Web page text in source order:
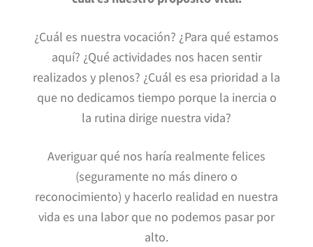
¿Cuál es nuestra vocación? ¿Para qué estamos
aquí? ¿Qué actividades nos hacen sentir
realizados y plenos? ¿Cuál es esa prioridad a la
que no dedicamos tiempo porque la inercia o
la rutina dirige nuestra vida?
Averiguar qué nos haría realmente felices
(seguramente no más dinero o
reconocimiento) y hacerlo realidad en nuestra
vida es una labor que no podemos pasar por
alto.